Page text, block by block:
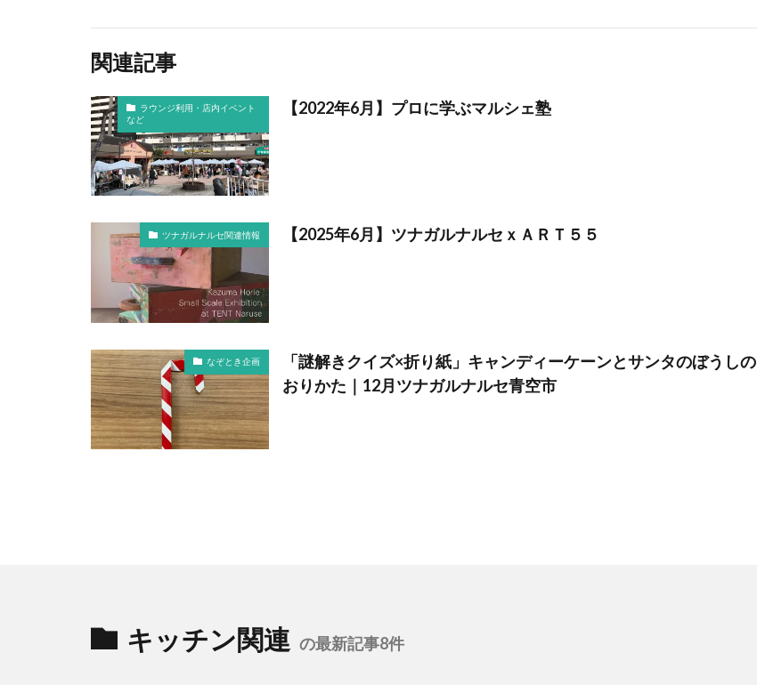
関連記事
ラウンジ利用・店内イベント
など
【2022年6月】プロに学ぶマルシェ塾
ツナガルナルセ関連情報 【2025年6月】ツナガルナルセｘＡＲＴ５５
なぞとき企画
「謎解きクイズ×折り紙」キャンディーケーンとサンタのぼうしの
おりかた｜12月ツナガルナルセ青空市
キッチン関連 の最新記事8件